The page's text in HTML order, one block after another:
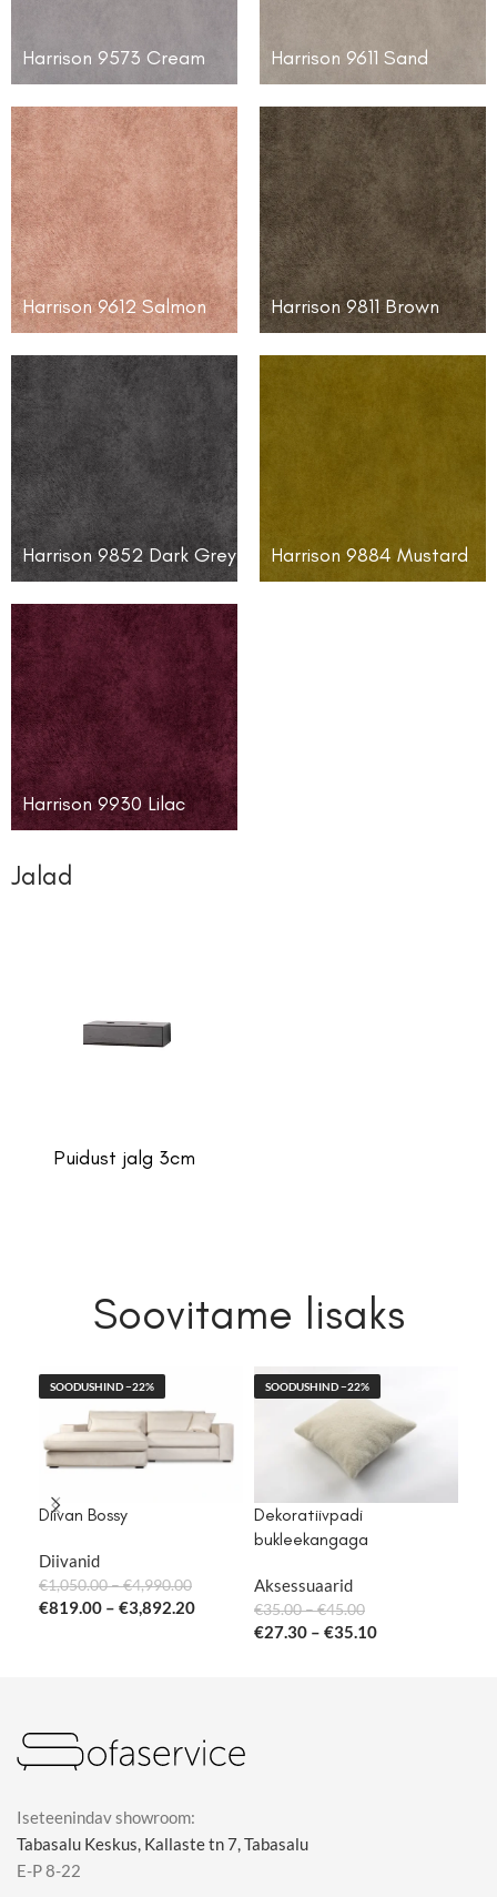
Harrison 9573 Cream Harrison 9611 Sand
Harrison 9612 Salmon Harrison 9811 Brown
Harrison 9852 Dark Grey Harrison 9884 Mustard
Harrison 9930 Lilac
Jalad
Puidust jalg 3cm
Soovitame lisaks
SOODUSHIND −22%
Diivan Bossy
Diivanid
€1,050.00–€4,990.00
€819.00 – €3,892.20
SOODUSHIND −22%
Dekoratiivpadi
bukleekangaga
Aksessuaarid
€35.00–€45.00
€27.30 – €35.10
Iseteenindav showroom:
Tabasalu Keskus, Kallaste tn 7, Tabasalu
E-P 8-22